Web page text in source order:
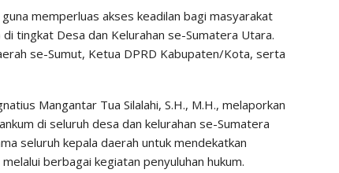
memperluas akses keadilan bagi masyarakat
tingkat Desa dan Kelurahan se-Sumatera Utara.
se-Sumut, Ketua DPRD Kabupaten/Kota, serta
Mangantar Tua Silalahi, S.H., M.H., melaporkan
di seluruh desa dan kelurahan se-Sumatera
seluruh kepala daerah untuk mendekatkan
berbagai kegiatan penyuluhan hukum.